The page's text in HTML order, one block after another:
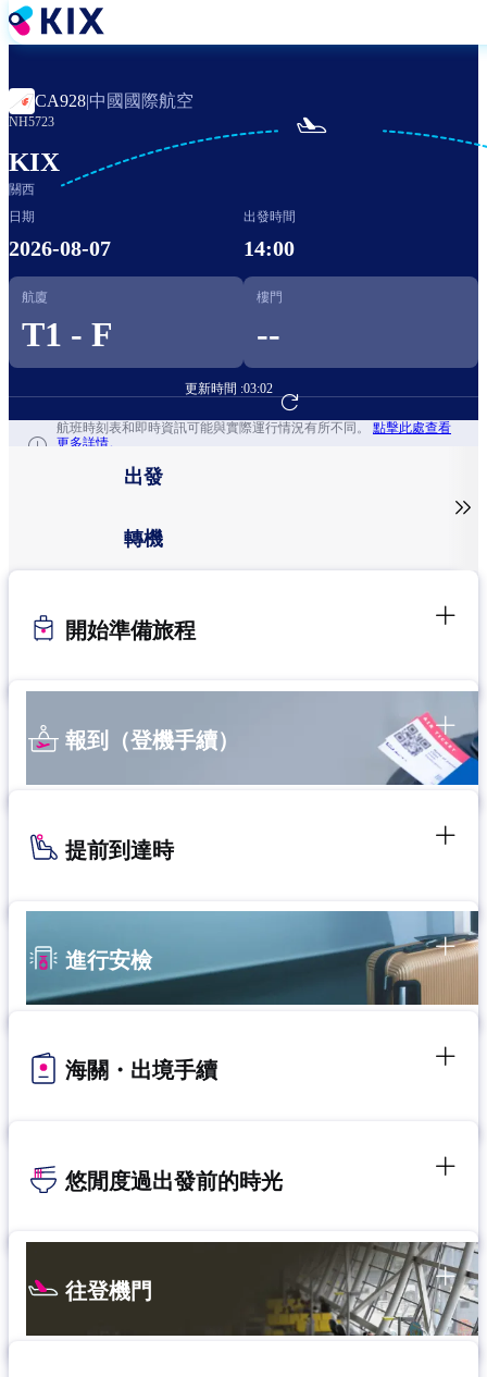
移
至
內
容
CA928|中國國際航空
NH5723
KIX
關西

日期
2026-08-07
出發時間
14:00
航廈
T1 - F
樓門
--
更新時間 :03:02
前往航班預訂
航班時刻表和即時資訊可能與實際運行情況有所不同。 點擊此處查看
更多詳情。
出發
轉機

開始準備旅程
報到（登機手續）
提前到達時
進行安檢
海關・出境手續
悠閒度過出發前的時光
往登機門